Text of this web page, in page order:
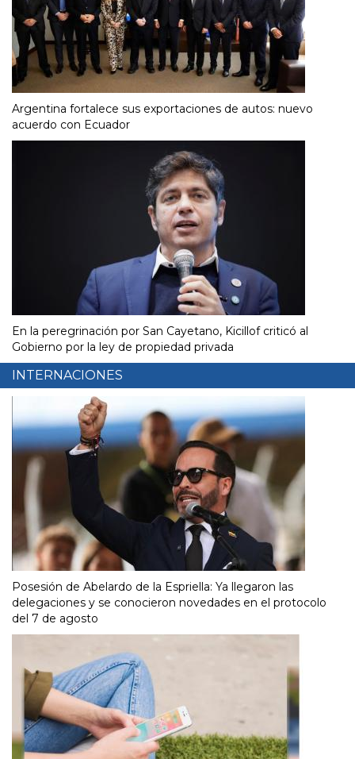
Argentina fortalece sus exportaciones de autos: nuevo
acuerdo con Ecuador
En la peregrinación por San Cayetano, Kicillof criticó al
Gobierno por la ley de propiedad privada
INTERNACIONES
Posesión de Abelardo de la Espriella: Ya llegaron las
delegaciones y se conocieron novedades en el protocolo
del 7 de agosto